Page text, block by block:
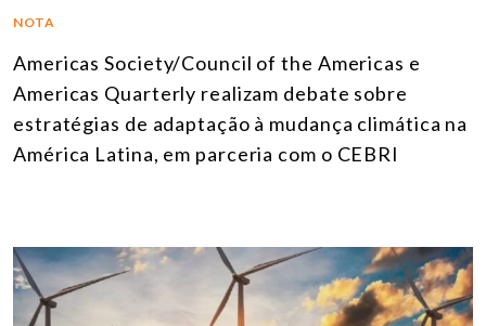
NOTA
Americas Society/Council of the Americas e
Americas Quarterly realizam debate sobre
estratégias de adaptação à mudança climática na
América Latina, em parceria com o CEBRI